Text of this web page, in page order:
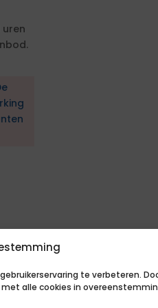
te verbeteren.
alle cookies in